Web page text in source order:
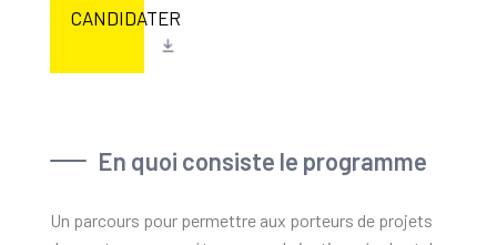
CANDIDATER
En quoi consiste le programme
Un parcours pour permettre aux porteurs de projets